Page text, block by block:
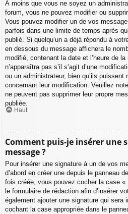
À moins que vous ne soyez un
forum, vous ne pouvez modifier ou
Vous pouvez modifier un de vos
parfois dans une limite de temps après
publié. Si quelqu’un a déjà répondu à
en dessous du message affichera le
modifié, contenant la date et l’heure de
n’apparaîtra pas s’il s’agit d’une
ou un administrateur, bien qu’ils puissent
concernant leur modification. Veuillez
ne peuvent pas supprimer leur propre
publiée.
Haut
Comment puis-je insérer une
message ?
Pour insérer une signature à un de vos
d’abord en créer une depuis le panneau
fois créée, vous pouvez cocher la case «
le formulaire de rédaction afin d’insérer
également ajouter une signature qui sera
cochant la case appropriée dans le